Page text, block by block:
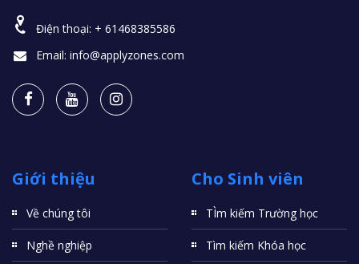
Điện thoại: + 61468385586
Email: info@applyzones.com
Giới thiệu
Về chúng tôi
Nghề nghiệp
Cho Sinh viên
TÌm kiếm Trường học
Tìm kiếm Khóa học